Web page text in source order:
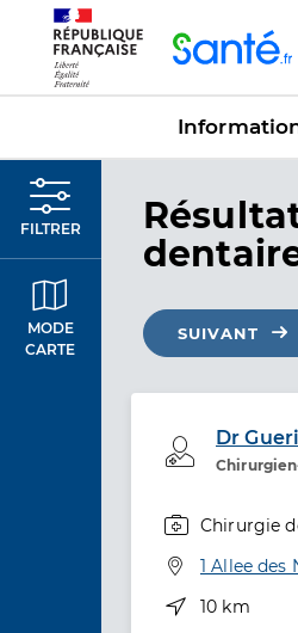
FILTRER
MODE
CARTE
SUIVANT
Dr
Chirurgie
Adresse
1 Allee des
Distance
10 km
Panneau de gestion des cookies